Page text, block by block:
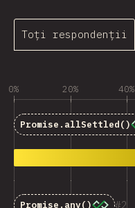
Toți respondenții
0% 20% 40%
Promise.allSettled()
2
Promise.any()